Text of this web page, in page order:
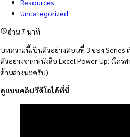
Uncategorized
อ่าน 7 นาที
บทความนี้เป็นตัวอย่างตอนที่ 3 ของ Series
ตัวอย่างจากหนังสือ Excel Power Up! (ใค
ด้านล่างนะครับ)
ดูแบบคลิปวีดีโอได้ที่นี่